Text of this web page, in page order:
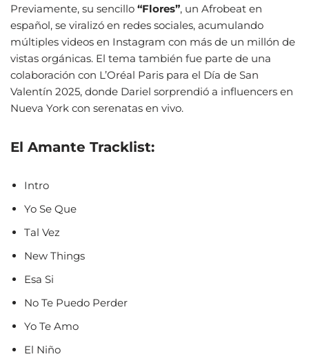
Previamente, su sencillo “Flores”, un Afrobeat en
español, se viralizó en redes sociales, acumulando
múltiples videos en Instagram con más de un millón de
vistas orgánicas. El tema también fue parte de una
colaboración con L’Oréal Paris para el Día de San
Valentín 2025, donde Dariel sorprendió a influencers en
Nueva York con serenatas en vivo.
El Amante Tracklist:
Intro
Yo Se Que
Tal Vez
New Things
Esa Si
No Te Puedo Perder
Yo Te Amo
El Niño